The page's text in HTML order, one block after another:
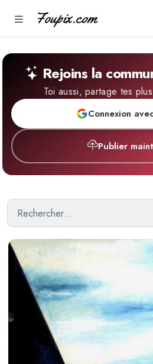
Foupix.com
Rejoins la
Toi aussi, partage tes
Connexion
Publier